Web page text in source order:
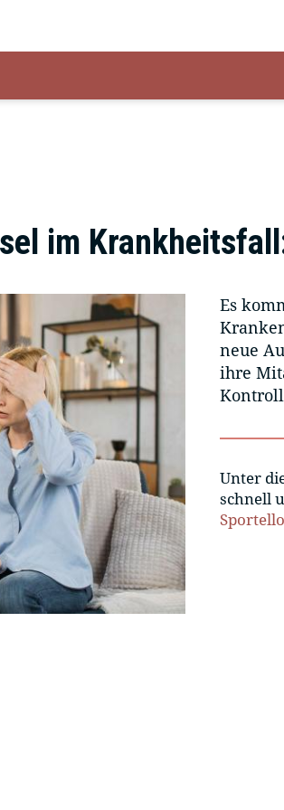
im
Es
neue
ihre
Unter
schnell